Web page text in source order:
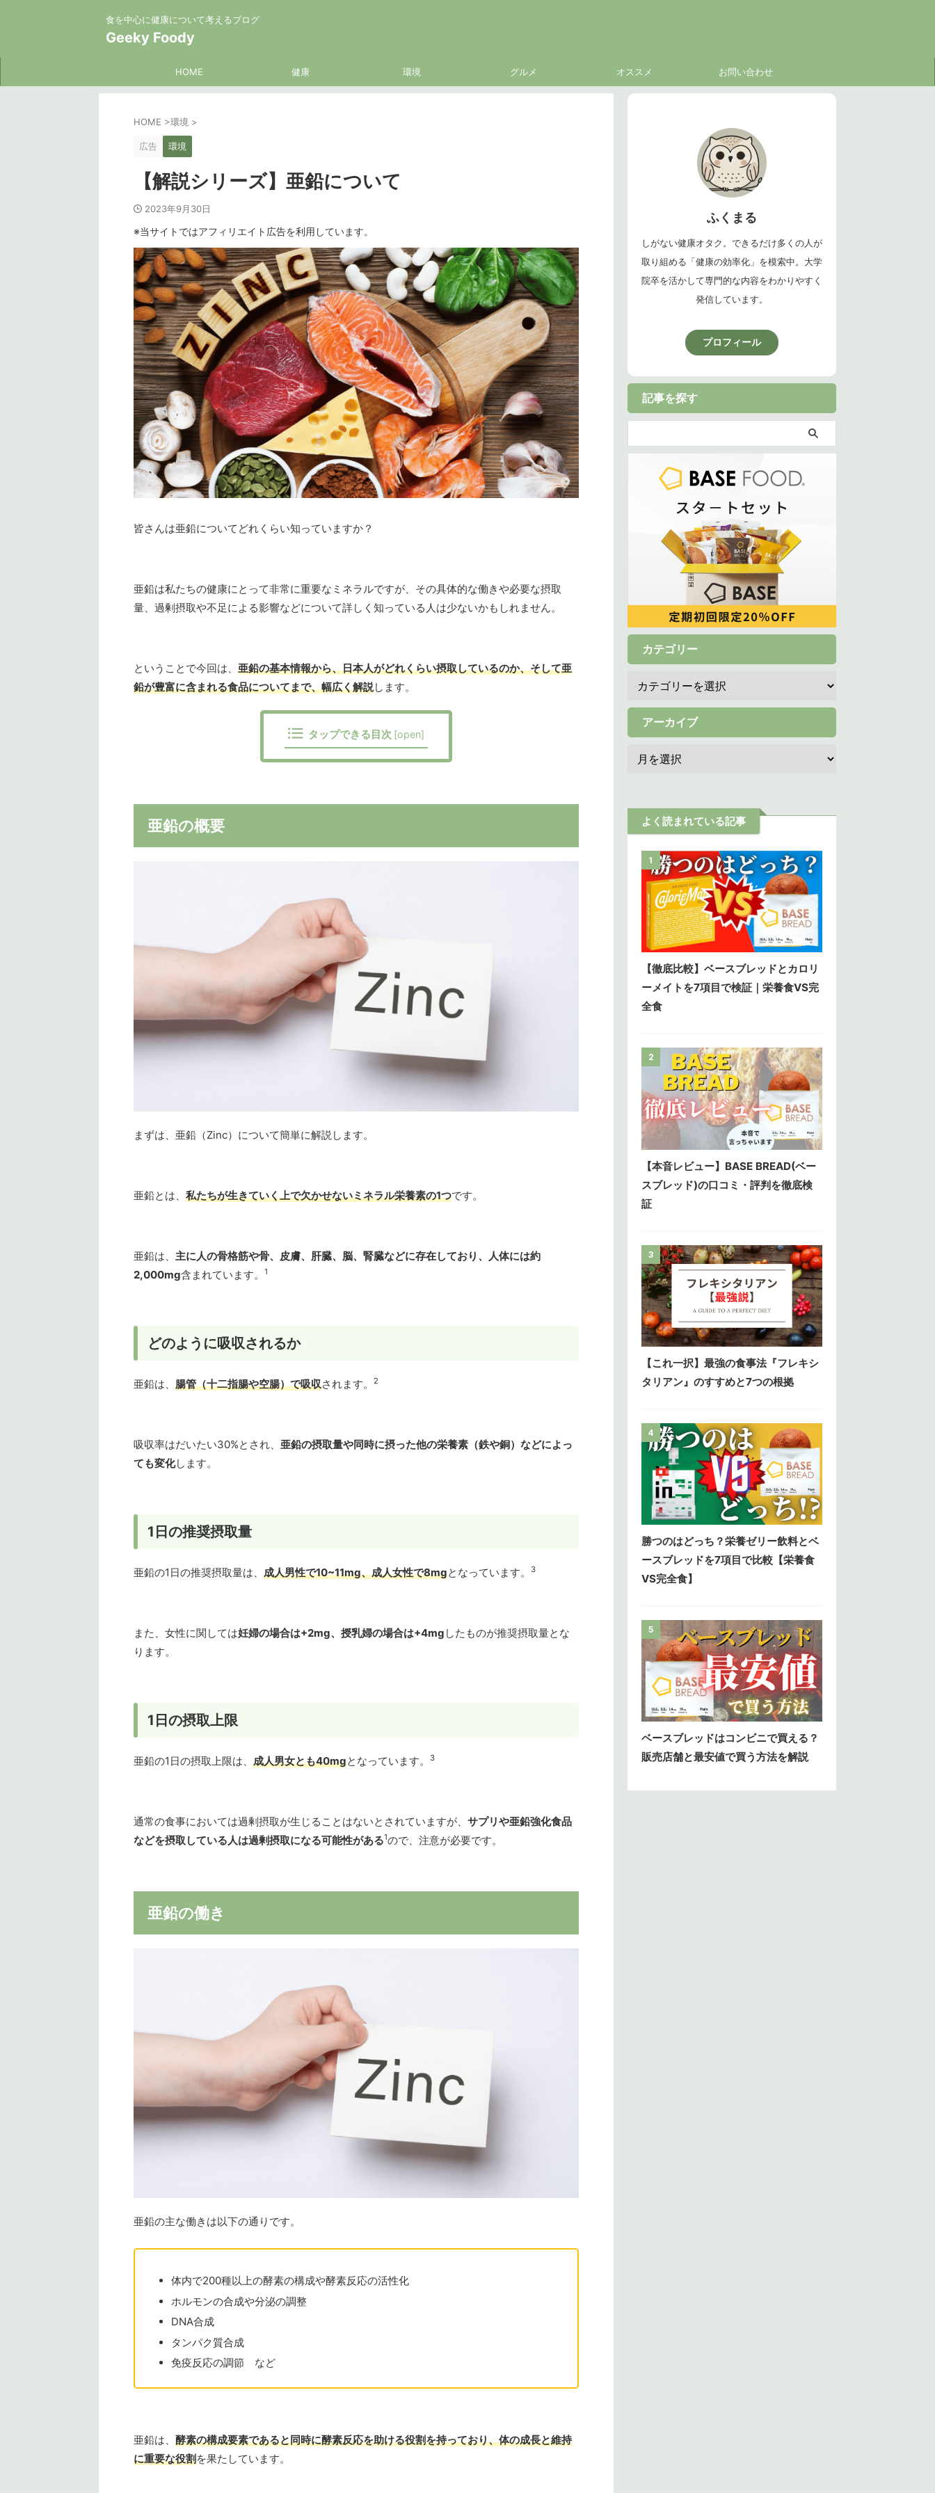
食を中心に健康について考えるブログ
Geeky Foody
HOME 健康 環境 グルメ オススメ お問い合わせ
HOME >環境 >
広告 環境
【解説シリーズ】亜鉛について
2023年9月30日
※当サイトではアフィリエイト広告を利用しています。
皆さんは亜鉛についてどれくらい知っていますか？
亜鉛は私たちの健康にとって非常に重要なミネラルですが、その具体的な働きや必要な摂取
量、過剰摂取や不足による影響などについて詳しく知っている人は少ないかもしれません。
ということで今回は、 亜鉛の基本情報から、日本人がどれくらい摂取しているのか、そして亜
鉛が豊富に含まれる食品についてまで、幅広く解説します。
タップできる目次 [open]
亜鉛の概要
まずは、亜鉛（Zinc）について簡単に解説します。
亜鉛とは、 私たちが生きていく上で欠かせないミネラル栄養素の1つです。
亜鉛は、 主に人の骨格筋や骨、皮膚、肝臓、脳、腎臓などに存在しており、人体には約
2,000mg含まれています。 1
どのように吸収されるか
亜鉛は、 腸管（十二指腸や空腸）で吸収されます。 2
吸収率はだいたい30%とされ、 亜鉛の摂取量や同時に摂った他の栄養素（鉄や銅）などによっ
ても変化します。
1日の推奨摂取量
亜鉛の1日の推奨摂取量は、 成人男性で10~11mg、成人女性で8mgとなっています。 3
また、女性に関しては妊婦の場合は+2mg、授乳婦の場合は+4mg したものが推奨摂取量とな
ります。
1日の摂取上限
亜鉛の1日の摂取上限は、 成人男女とも40mgとなっています。 3
通常の食事においては過剰摂取が生じることはないとされていますが、 サプリや亜鉛強化食品
などを摂取している人は過剰摂取になる可能性がある1ので、注意が必要です。
亜鉛の働き
亜鉛の主な働きは以下の通りです。
体内で200種以上の酵素の構成や酵素反応の活性化
ホルモンの合成や分泌の調整
DNA合成
タンパク質合成
免疫反応の調節 など
亜鉛は、 酵素の構成要素であると同時に酵素反応を助ける役割を持っており、体の成長と維持
に重要な役割を果たしています。
ふくまる
しがない健康オタク。できるだけ多くの人が
取り組める「健康の効率化」を模索中。大学
院卒を活かして専門的な内容をわかりやすく
発信しています。
プロフィール
記事を探す
カテゴリー
アーカイブ
よく読まれている記事
1
【徹底比較】ベースブレッドとカロリ
ーメイトを7項目で検証｜栄養食VS完
全食
2
【本音レビュー】BASE BREAD(ベー
スブレッド)の口コミ・評判を徹底検
証
3
【これ一択】最強の食事法『フレキシ
タリアン』のすすめと7つの根拠
4
勝つのはどっち？栄養ゼリー飲料とベ
ースブレッドを7項目で比較【栄養食
VS完全食】
5
ベースブレッドはコンビニで買える？
販売店舗と最安値で買う方法を解説